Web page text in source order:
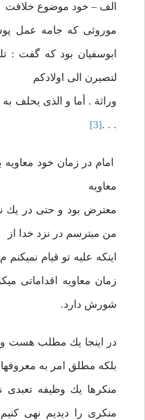
الف – خود موضوع خلافت
موروثی كه جامه عمل
ابوسفيان بود كه گفت :
لتصيرن الی اولادكم
وراثة . أما و الذی يحلف به
. . .
[3]
امام در زمان خود معاويه
معاويه
معترض بود و حتی در يك
من می‏ترسم در نزد خدا از
اينكه عليه‏ تو قيام
زمان معاويه اقداماتی
شورش دارد.
در اينجا يك مطلب هست و
بلكه مطلق امر به‏ معروف‏ها
منكرها يك وظيفه
منكری را ديديم نهی